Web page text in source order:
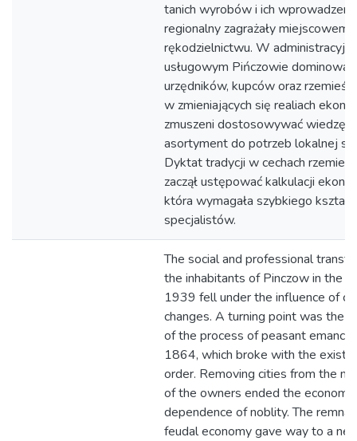
tanich wyrobów i ich
regionalny zagrażały miejscowemu
rękodzielnictwu. W
usługowym Pińczowie
urzędników, kupców oraz
w zmieniających się realiach
zmuszeni dostosowywać wiedzę,
asortyment do potrzeb lokalnej
Dyktat tradycji w cechach
zaczął ustępować kalkulacji
która wymagała szybkiego
specjalistów.
The social and professional
the inhabitants of Pinczow in the
1939 fell under the influence of
changes. A turning point was the
of the process of peasant
1864, which broke with the
order. Removing cities from the
of the owners ended the economic
dependence of noblity. The
feudal economy gave way to a